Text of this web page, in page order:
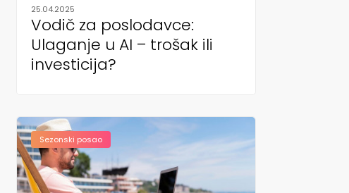
25.04.2025
Vodič za poslodavce:
Ulaganje u AI – trošak ili
investicija?
Sezonski posao